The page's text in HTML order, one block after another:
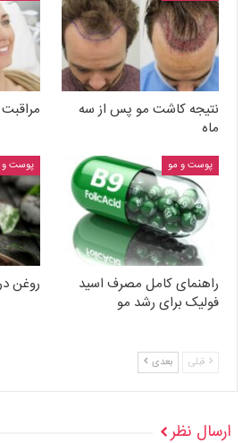
نتیجه کاشت مو پس از سه
ماه
پوست و مو
راهنمای کامل مصرف اسید
فولیک برای رشد مو
پوست و
روغن
قبلی بعدی
ارسال نظر